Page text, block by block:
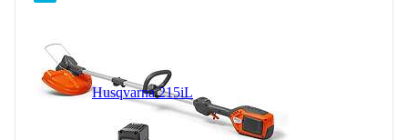
Husqvarna 215iL